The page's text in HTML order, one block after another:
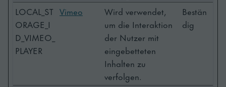
LOCAL_ST
ORAGE_I
D_VIMEO_
PLAYER
Vimeo
Wird verwendet,
um die Interaktion
der Nutzer mit
eingebetteten
Inhalten zu
verfolgen.
Bestän
dig